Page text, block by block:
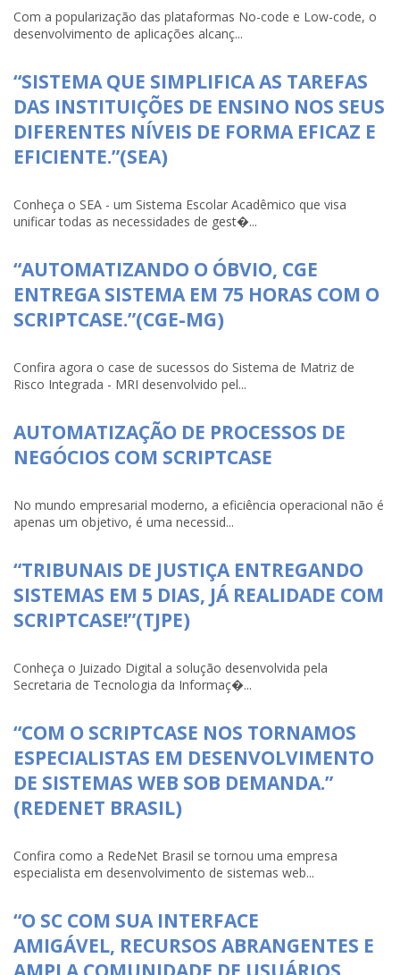
Com a popularização das plataformas No-code e Low-code, o
desenvolvimento de aplicações alcanç...
“SISTEMA QUE SIMPLIFICA AS TAREFAS
DAS INSTITUIÇÕES DE ENSINO NOS SEUS
DIFERENTES NÍVEIS DE FORMA EFICAZ E
EFICIENTE.”(SEA)
Conheça o SEA - um Sistema Escolar Acadêmico que visa
unificar todas as necessidades de gest�...
“AUTOMATIZANDO O ÓBVIO, CGE
ENTREGA SISTEMA EM 75 HORAS COM O
SCRIPTCASE.”(CGE-MG)
Confira agora o case de sucessos do Sistema de Matriz de
Risco Integrada - MRI desenvolvido pel...
AUTOMATIZAÇÃO DE PROCESSOS DE
NEGÓCIOS COM SCRIPTCASE
No mundo empresarial moderno, a eficiência operacional não é
apenas um objetivo, é uma necessid...
“TRIBUNAIS DE JUSTIÇA ENTREGANDO
SISTEMAS EM 5 DIAS, JÁ REALIDADE COM
SCRIPTCASE!”(TJPE)
Conheça o Juizado Digital a solução desenvolvida pela
Secretaria de Tecnologia da Informaç�...
“COM O SCRIPTCASE NOS TORNAMOS
ESPECIALISTAS EM DESENVOLVIMENTO
DE SISTEMAS WEB SOB DEMANDA.”
(REDENET BRASIL)
Confira como a RedeNet Brasil se tornou uma empresa
especialista em desenvolvimento de sistemas web...
“O SC COM SUA INTERFACE
AMIGÁVEL, RECURSOS ABRANGENTES E